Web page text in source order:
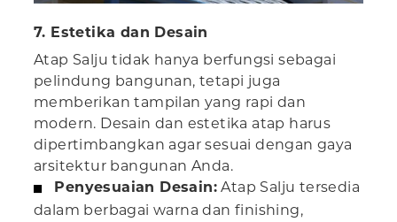
7. Estetika dan Desain
Atap Salju tidak hanya berfungsi sebagai
pelindung bangunan, tetapi juga
memberikan tampilan yang rapi dan
modern. Desain dan estetika atap harus
dipertimbangkan agar sesuai dengan gaya
arsitektur bangunan Anda.
Penyesuaian Desain: Atap Salju tersedia
dalam berbagai warna dan finishing,